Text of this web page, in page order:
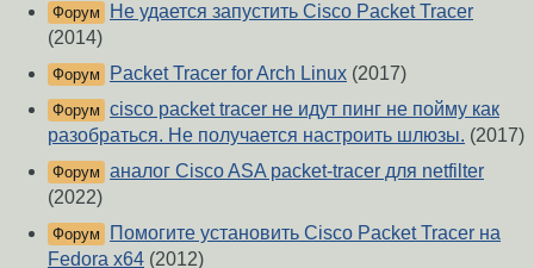
Форум
Не удается запустить Cisco Packet Tracer
(2014)
Форум Packet Tracer for Arch Linux (2017)
Форум cisco packet tracer не идут пинг не пойму как
разобраться. Не получается настроить шлюзы. (2017)
Форум аналог Cisco ASA packet-tracer для netfilter
(2022)
Форум
Помогите установить Cisco Packet Tracer на
Fedora x64 (2012)